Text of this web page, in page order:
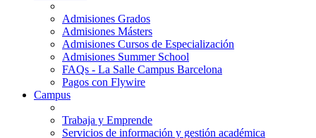
Admisiones Grados
Admisiones Másters
Admisiones Cursos de Especialización
Admisiones Summer School
FAQs - La Salle Campus Barcelona
Pagos con Flywire
Campus
Trabaja y Emprende
Servicios de información y gestión académica